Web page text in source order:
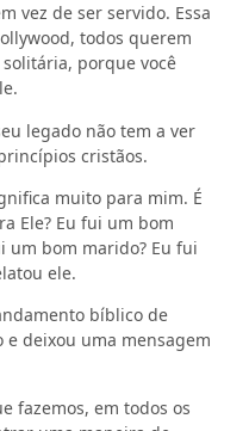
vez de ser servido. Essa
todos querem
porque você
legado não tem a ver
cristãos.
muito para mim. É
Ele? Eu fui um bom
um bom marido? Eu fui
ele.
bíblico de
deixou uma mensagem
fazemos, em todos os